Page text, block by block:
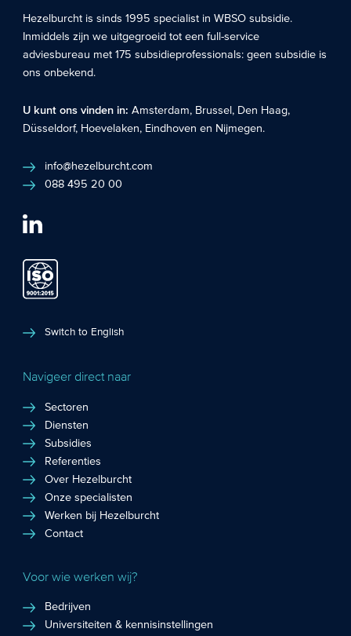
Hezelburcht is sinds 1995 specialist inWBSO subsidie.
Inmiddels zijn we uitgegroeid tot een full-service
adviesbureau met 175 subsidieprofessionals: geen subsidie is
ons onbekend.
U kunt ons vinden in:Amsterdam, Brussel , Den Haag,
Düsseldorf, Hoevelaken, Eindhoven en Nijmegen.
info@hezelburcht.com
088 495 20 00
Switch to English
Navigeer direct naar
Sectoren
Diensten
Subsidies
Referenties
Over Hezelburcht
Onze specialisten
Werken bij Hezelburcht
Contact
Voor wie werken wij?
Bedrijven
Universiteiten & kennisinstellingen